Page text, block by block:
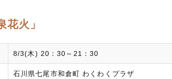
花火」
8/3(木) 20：30～21：30
石川県七尾市和倉町 わくわくプラザ